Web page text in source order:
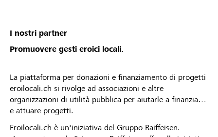
I nostri partner
Promuovere gesti eroici locali.
La piattaforma per donazioni e finanziamento di progetti
eroilocali.ch si rivolge ad associazioni e altre
organizzazioni di utilità pubblica per aiutarle a finanziare
e attuare progetti.
Eroilocali.ch è un'iniziativa del Gruppo Raiffeisen.